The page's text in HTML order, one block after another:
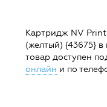
Картридж NV Print
(желтый) {43675} в
товар доступен
онлайн и по